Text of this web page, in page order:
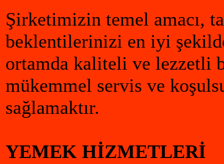
Şirketimizin temel amacı,
beklentilerinizi en iyi
ortamda kaliteli ve lezzetli
mükemmel servis ve
sağlamaktır.
YEMEK HİZMETLERİ